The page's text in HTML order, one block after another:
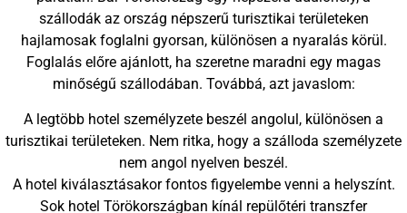
szállodák az ország népszerű turisztikai területeken
hajlamosak foglalni gyorsan, különösen a nyaralás körül.
Foglalás előre ajánlott, ha szeretne maradni egy magas
minőségű szállodában. Továbbá, azt javaslom:
A legtöbb hotel személyzete beszél angolul, különösen a
turisztikai területeken. Nem ritka, hogy a szálloda személyzete
nem angol nyelven beszél.
A hotel kiválasztásakor fontos figyelembe venni a helyszínt.
Sok hotel Törökországban kínál repülőtéri transzfer